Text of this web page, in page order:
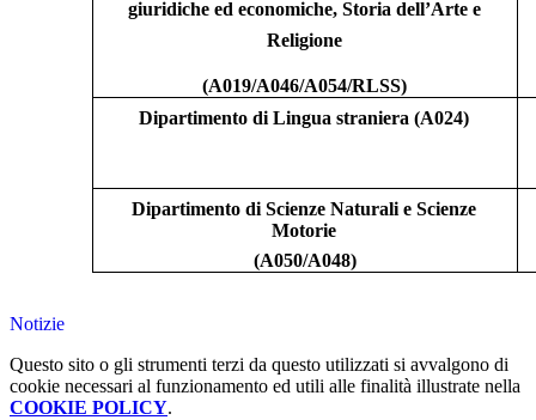
giuridiche ed economiche, Storia dell’Arte e
Religione
(A019/A046/A054/RLSS)
Dipartimento di Lingua straniera (A024)
Dipartimento di Scienze Naturali e Scienze
Motorie
(A050/A048)
Notizie
Questo sito o gli strumenti terzi da questo utilizzati si avvalgono di
cookie necessari al funzionamento ed utili alle finalità illustrate nella
COOKIE POLICY.